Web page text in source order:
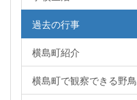
過去の行事
横島町紹介
横島町で観察できる野鳥